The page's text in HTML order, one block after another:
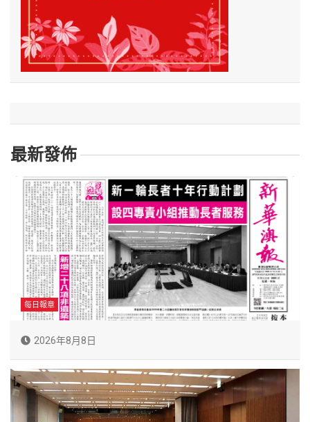
最新發佈
每日報章
2026年8月8日